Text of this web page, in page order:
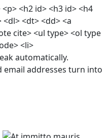
<h2 id> <h3 id> <h4
<dl> <dt> <dd> <a
cite> <ul type> <ol type
<li>
automatically.
email addresses turn into